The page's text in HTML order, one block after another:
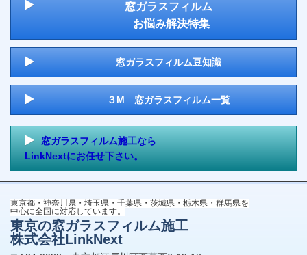
窓ガラスフィルム
お悩み解決特集
窓ガラスフィルム豆知識
３M 窓ガラスフィルム一覧
窓ガラスフィルム施工なら
LinkNextにお任せ下さい。
東京都・神奈川県・埼玉県・千葉県・茨城県・栃木県・群馬県を
中心に全国に対応しています。
東京の窓ガラスフィルム施工
株式会社LinkNext